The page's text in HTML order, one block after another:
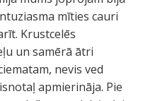
mīties cauri
Krustcelēs
un samērā ātri
nevis ved
apmierināja. Pie